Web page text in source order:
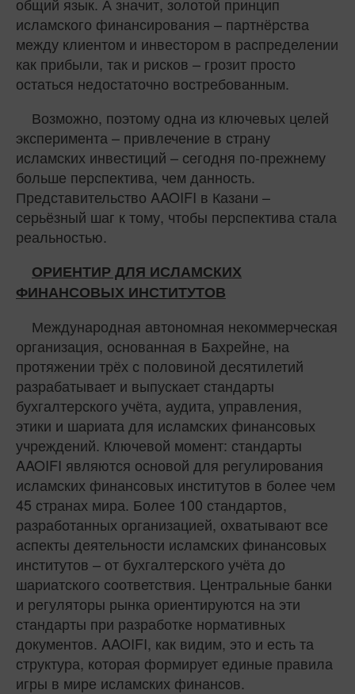
исламского финансирования – партнёрства
между клиентом и инвестором в распределении
как прибыли, так и рисков – грозит просто
остаться недостаточно востребованным.
Возможно, поэтому одна из ключевых целей
эксперимента – привлечение в страну
исламских инвестиций – сегодня по-прежнему
больше перспектива, чем данность.
Представительство AAOIFI в Казани –
серьёзный шаг к тому, чтобы перспектива стала
реальностью.
ОРИЕНТИР ДЛЯ ИСЛАМСКИХ
ФИНАНСОВЫХ ИНСТИТУТОВ
Международная автономная некоммерческая
организация, основанная в Бахрейне, на
протяжении трёх с половиной десятилетий
разрабатывает и выпускает стандарты
бухгалтерского учёта, аудита, управления,
этики и шариата для исламских финансовых
учреждений. Ключевой момент: стандарты
AAOIFI являются основой для регулирования
исламских финансовых институтов в более чем
45 странах мира. Более 100 стандартов,
разработанных организацией, охватывают все
аспекты деятельности исламских финансовых
институтов – от бухгалтерского учёта до
шариатского соответствия. Центральные банки
и регуляторы рынка ориентируются на эти
стандарты при разработке нормативных
документов. AAOIFI, как видим, это и есть та
структура, которая формирует единые правила
игры в мире исламских финансов.